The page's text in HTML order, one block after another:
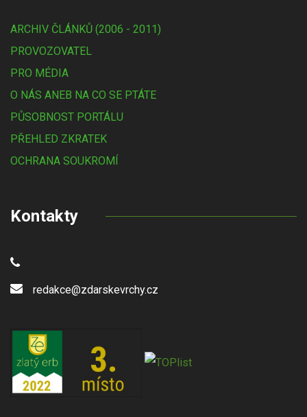
ARCHIV ČLÁNKŮ (2006 - 2011)
PROVOZOVATEL
PRO MÉDIA
O NÁS ANEB NA CO SE PTÁTE
PŮSOBNOST PORTÁLU
PŘEHLED ZKRATEK
OCHRANA SOUKROMÍ
Kontakty
redakce@zdarskevrchy.cz